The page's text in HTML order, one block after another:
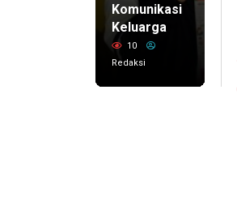
Komunikasi
Keluarga
10
Redaksi